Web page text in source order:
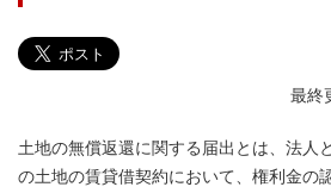
最終
土地の無償返還に関する届出とは、法人
の土地の賃貸借契約において、権利金の